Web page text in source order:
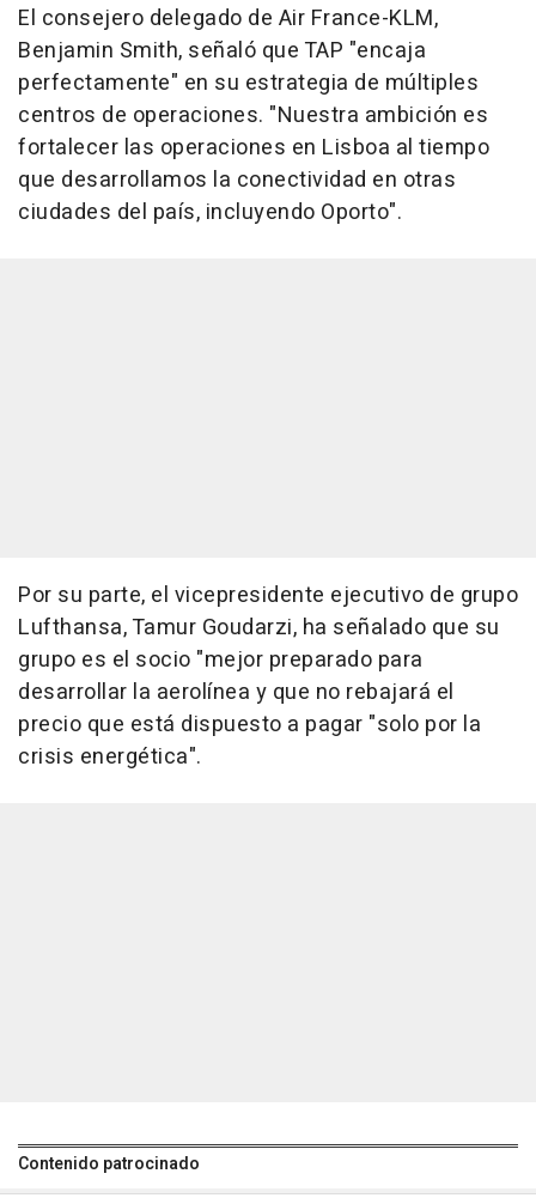
El consejero delegado de Air France-KLM,
Benjamin Smith, señaló que TAP "encaja
perfectamente" en su estrategia de múltiples
centros de operaciones. "Nuestra ambición es
fortalecer las operaciones en Lisboa al tiempo
que desarrollamos la conectividad en otras
ciudades del país, incluyendo Oporto".
Por su parte, el vicepresidente ejecutivo de grupo
Lufthansa, Tamur Goudarzi, ha señalado que su
grupo es el socio "mejor preparado para
desarrollar la aerolínea y que no rebajará el
precio que está dispuesto a pagar "solo por la
crisis energética".
Contenido patrocinado